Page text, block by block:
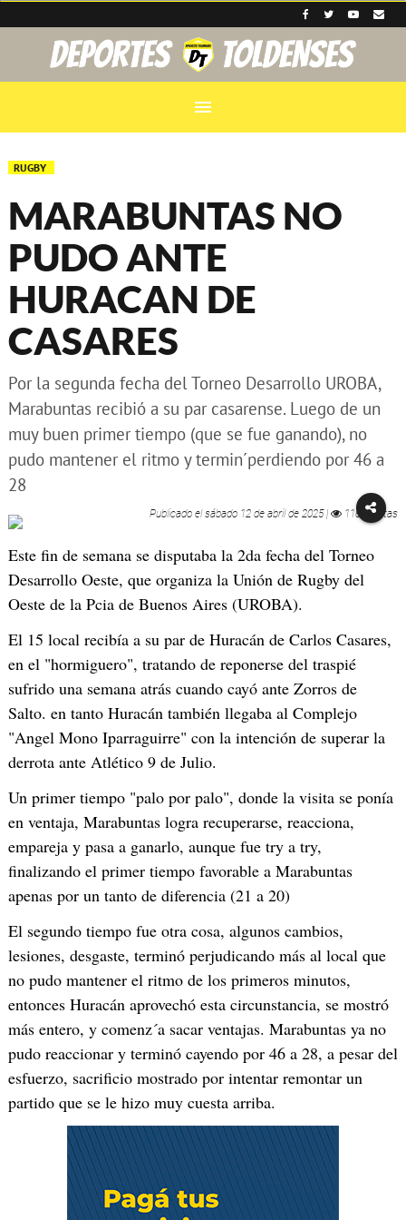
menu
RUGBY
MARABUNTAS NO
PUDO ANTE
HURACAN DE
CASARES
Por la segunda fecha del Torneo Desarrollo UROBA,
Marabuntas recibió a su par casarense. Luego de un
muy buen primer tiempo (que se fue ganando), no
pudo mantener el ritmo y termin´perdiendo por 46 a
28
Publicado elsábado 12 de abril de 2025| 1165 visitas
Este fin de semana se disputaba la 2da fecha del Torneo
Desarrollo Oeste, que organiza la Unión de Rugby del
Oeste de la Pcia de Buenos Aires (UROBA).
El 15 local recibía a su par de Huracán de Carlos Casares,
en el "hormiguero", tratando de reponerse del traspié
sufrido una semana atrás cuando cayó ante Zorros de
Salto. en tanto Huracán también llegaba al Complejo
"Angel Mono Iparraguirre" con la intención de superar la
derrota ante Atlético 9 de Julio.
Un primer tiempo "palo por palo", donde la visita se ponía
en ventaja, Marabuntas logra recuperarse, reacciona,
empareja y pasa a ganarlo, aunque fue try a try,
finalizando el primer tiempo favorable a Marabuntas
apenas por un tanto de diferencia (21 a 20)
El segundo tiempo fue otra cosa, algunos cambios,
lesiones, desgaste, terminó perjudicando más al local que
no pudo mantener el ritmo de los primeros minutos,
entonces Huracán aprovechó esta circunstancia, se mostró
más entero, y comenz´a sacar ventajas. Marabuntas ya no
pudo reaccionar y terminó cayendo por 46 a 28, a pesar del
esfuerzo, sacrificio mostrado por intentar remontar un
partido que se le hizo muy cuesta arriba.